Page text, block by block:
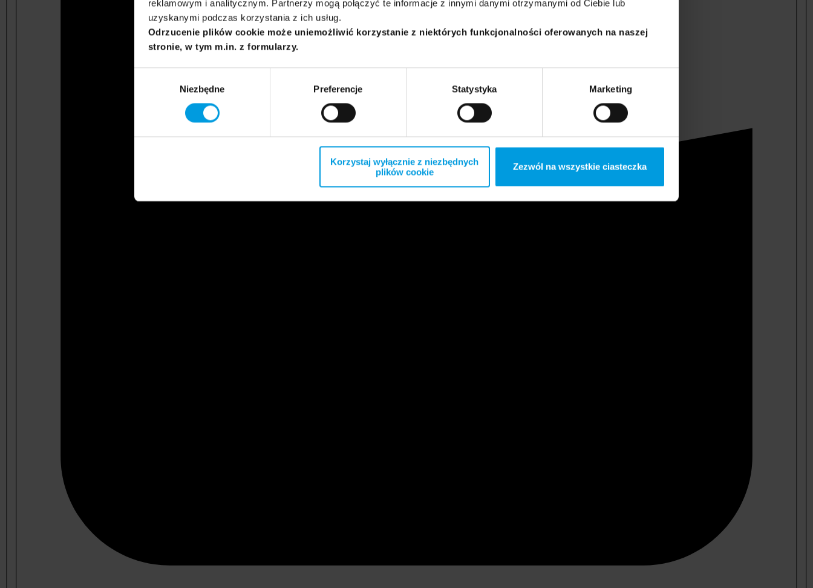
reklamowym i analitycznym. Partnerzy mogą połączyć te informacje z innymi danymi otrzymanymi od Ciebie lub
uzyskanymi podczas korzystania z ich usług.
Odrzucenie plików cookie może uniemożliwić korzystanie z niektórych funkcjonalności oferowanych na naszej
stronie, w tym m.in. z formularzy.
Niezbędne Preferencje Statystyka Marketing
Korzystaj wyłącznie z niezbędnych
plików cookie
Zezwól na wszystkie ciasteczka